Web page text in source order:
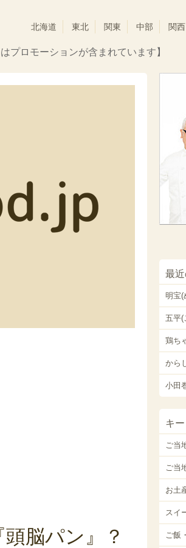
北海道 東北 関東 中部 関西
プロモーションが含まれています】
脳パン』？
最
明宝(
五平(
鶏ち
から
小田
キ
ご当
ご当
お土
スイ
ご飯